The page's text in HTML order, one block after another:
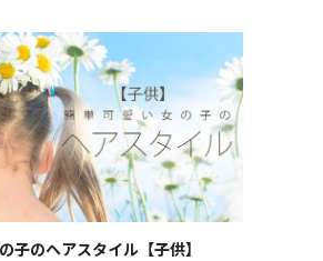
子のヘアスタイル【子供】